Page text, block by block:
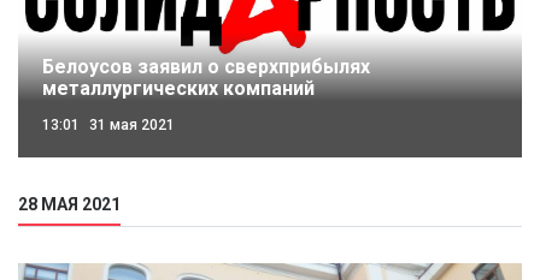
Белоусов заявил о сверхприбылях
металлургических компаний
13:01 31 мая 2021
28 МАЯ 2021